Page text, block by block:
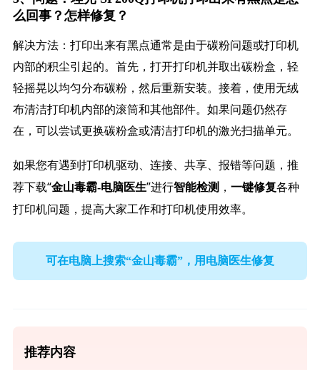
么回事？怎样修复？
解决方法：打印出来有黑点通常是由于碳粉问题或打印机
内部的积尘引起的。首先，打开打印机并取出碳粉盒，轻
轻摇晃以均匀分布碳粉，然后重新安装。接着，使用无绒
布清洁打印机内部的滚筒和其他部件。如果问题仍然存
在，可以尝试更换碳粉盒或清洁打印机的激光扫描单元。
如果您有遇到打印机驱动、连接、共享、报错等问题，推
荐下载“金山毒霸-电脑医生”进行智能检测， 一键修复各种
打印机问题，提高大家工作和打印机使用效率。
可在电脑上搜索“金山毒霸”，用电脑医生修复
推荐内容